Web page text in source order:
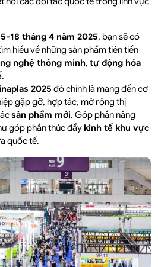
18 tháng 4 năm 2025, bạn sẽ có
hiểu về những sản phẩm tiên tiến
nghệ thông minh, tự động hóa
.
2025 đó chính là mang đến cơ
gặp gỡ, hợp tác, mở rộng thị
sản phẩm mới. Góp phần nâng
góp phần thúc đẩy kinh tế khu vực
quốc tế.